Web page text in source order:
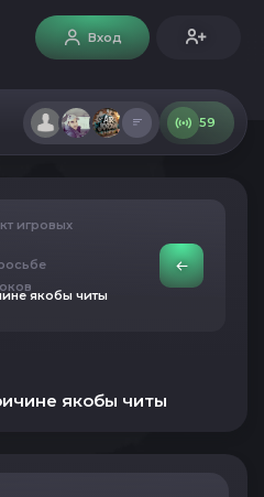
Вход
59
игровых
якобы читы
якобы читы